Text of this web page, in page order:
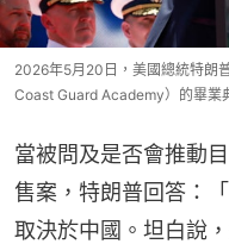
2026年5月20日，美國總統特朗
Coast Guard Academy）的畢業
當被問及是否會推動
售案，特朗普回答：
取決於中國。坦白說